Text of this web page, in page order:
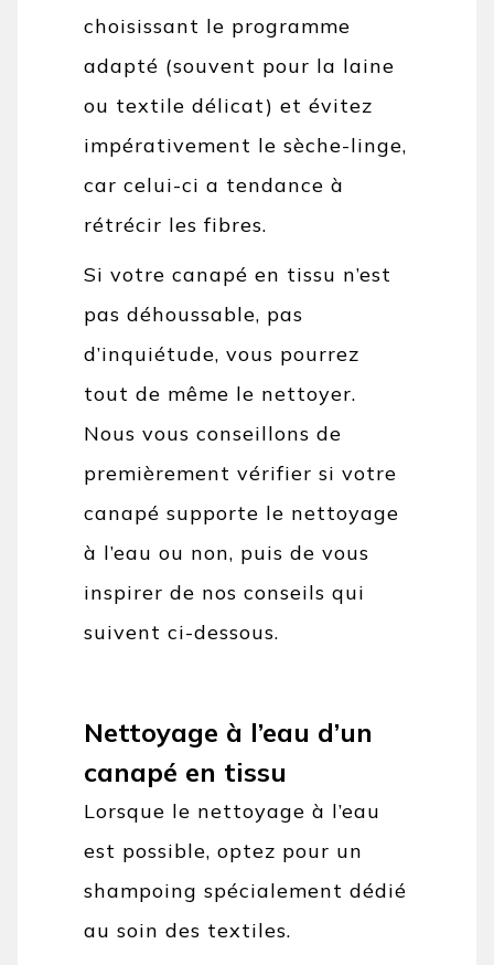
choisissant le programme
adapté (souvent pour la laine
ou textile délicat) et évitez
impérativement le sèche-linge,
car celui-ci a tendance à
rétrécir les fibres.
Si votre canapé en tissu n’est
pas déhoussable, pas
d’inquiétude, vous pourrez
tout de même le nettoyer.
Nous vous conseillons de
premièrement vérifier si votre
canapé supporte le nettoyage
à l’eau ou non, puis de vous
inspirer de nos conseils qui
suivent ci-dessous.
Nettoyage à l’eau d’un
canapé en tissu
Lorsque le nettoyage à l’eau
est possible, optez pour un
shampoing spécialement dédié
au soin des textiles.